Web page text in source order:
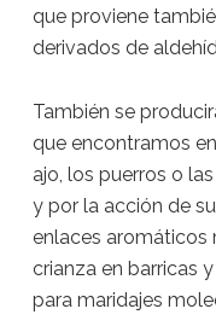
que proviene
derivados de
También se
que encontramos
ajo, los puerros o
y por la acción de
enlaces aromáticos
crianza en barricas
para maridajes